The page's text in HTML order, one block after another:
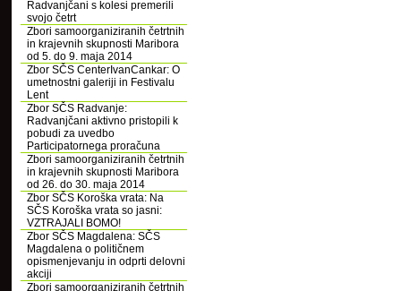
Radvanjčani s kolesi premerili
svojo četrt
Zbori samoorganiziranih četrtnih
in krajevnih skupnosti Maribora
od 5. do 9. maja 2014
Zbor SČS CenterIvanCankar: O
umetnostni galeriji in Festivalu
Lent
Zbor SČS Radvanje:
Radvanjčani aktivno pristopili k
pobudi za uvedbo
Participatornega proračuna
Zbori samoorganiziranih četrtnih
in krajevnih skupnosti Maribora
od 26. do 30. maja 2014
Zbor SČS Koroška vrata: Na
SČS Koroška vrata so jasni:
VZTRAJALI BOMO!
Zbor SČS Magdalena: SČS
Magdalena o političnem
opismenjevanju in odprti delovni
akciji
Zbori samoorganiziranih četrtnih